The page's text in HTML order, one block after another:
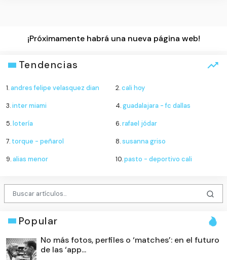
¡Próximamente habrá una nueva página web!
Tendencias
1.andres felipe velasquez dian 2.cali hoy
3.inter miami 4.guadalajara - fc dallas
5.lotería 6.rafael jódar
7. torque - peñarol 8.susanna griso
9.alias menor 10.pasto - deportivo cali
Popular
No más fotos, perfiles o ‘matches’: en el futuro
de las ‘app...